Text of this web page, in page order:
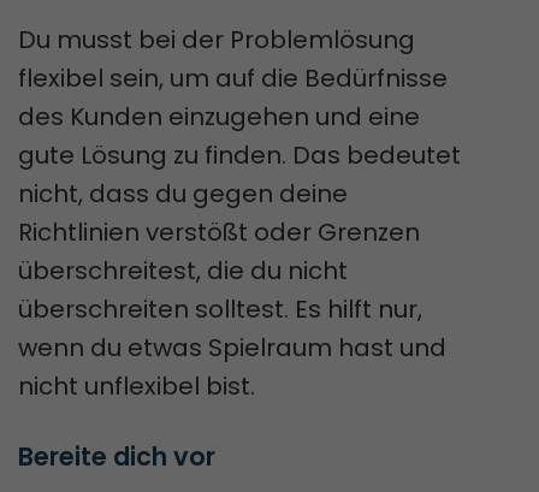
Du musst bei der Problemlösung
flexibel sein, um auf die Bedürfnisse
des Kunden einzugehen und eine
gute Lösung zu finden. Das bedeutet
nicht, dass du gegen deine
Richtlinien verstößt oder Grenzen
überschreitest, die du nicht
überschreiten solltest. Es hilft nur,
wenn du etwas Spielraum hast und
nicht unflexibel bist.
Bereite dich vor